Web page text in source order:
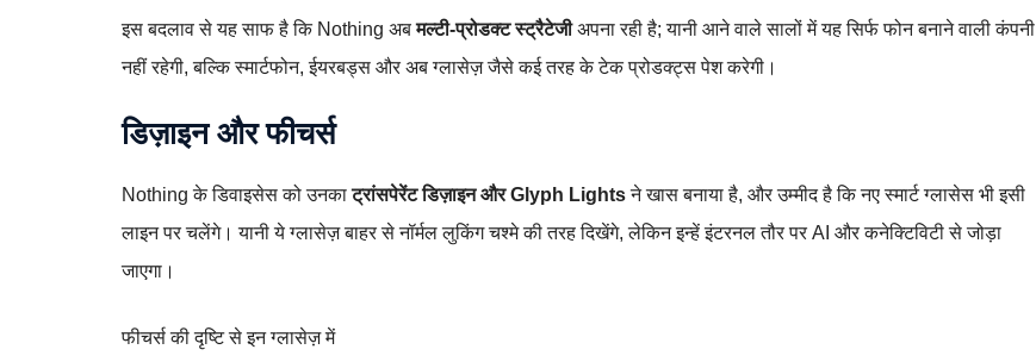
इस बदलाव से यह साफ है कि Nothing अबमल्टी‑प्रोडक्ट स्ट्रैटेजीअपना रही है; यानी आने वाले सालों में यह सिर्फ फोन बनाने वाली कंपनी
नहीं रहेगी, बल्कि स्मार्टफोन, ईयरबड्स और अब ग्लासेज़ जैसे कई तरह के टेक प्रोडक्ट्स पेश करेगी।
डिज़ाइन और फीचर्स
Nothing के डिवाइसेस को उनकाट्रांसपेरेंट डिज़ाइन और Glyph Lightsने खास बनाया है, और उम्मीद है कि नए स्मार्ट ग्लासेस भी इसी
लाइन पर चलेंगे। यानी ये ग्लासेज़ बाहर से नॉर्मल लुकिंग चश्मे की तरह दिखेंगे, लेकिन इन्हें इंटरनल तौर पर AI और कनेक्टिविटी से जोड़ा
जाएगा।
फीचर्स की दृष्टि से इन ग्लासेज़ में